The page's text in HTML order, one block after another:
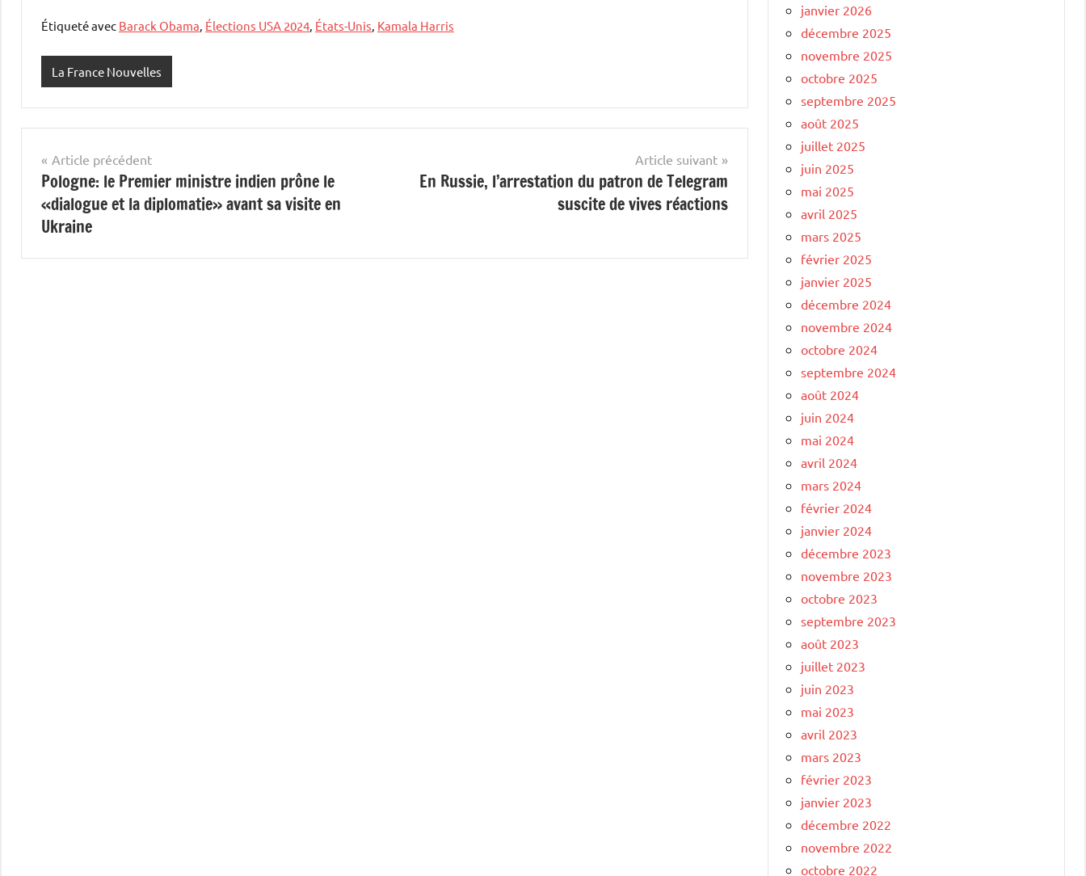
Étiqueté avec Barack Obama, Élections USA 2024, États-Unis, Kamala Harris
La France Nouvelles
Navigation
de
l’article
Article précédent
Pologne: le Premier ministre indien prône le
«dialogue et la diplomatie» avant sa visite en
Ukraine
Article suivant
En Russie, l’arrestation du patron de Telegram
suscite de vives réactions
janvier 2026
décembre 2025
novembre 2025
octobre 2025
septembre 2025
août 2025
juillet 2025
juin 2025
mai 2025
avril 2025
mars 2025
février 2025
janvier 2025
décembre 2024
novembre 2024
octobre 2024
septembre 2024
août 2024
juin 2024
mai 2024
avril 2024
mars 2024
février 2024
janvier 2024
décembre 2023
novembre 2023
octobre 2023
septembre 2023
août 2023
juillet 2023
juin 2023
mai 2023
avril 2023
mars 2023
février 2023
janvier 2023
décembre 2022
novembre 2022
octobre 2022